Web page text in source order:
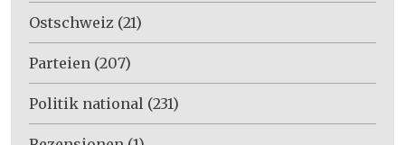
Ostschweiz (21)
Parteien (207)
Politik national (231)